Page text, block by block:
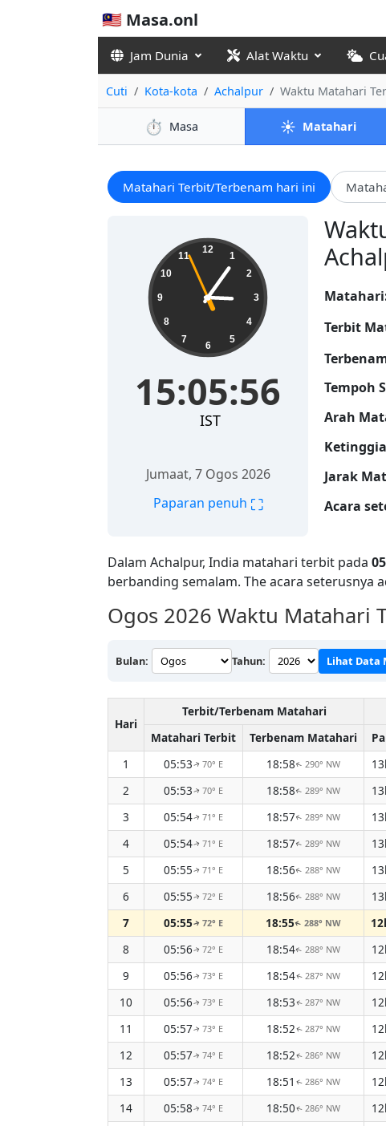
🇲🇾 Masa.onl
Jam Dunia Alat Waktu
Cuti Kota-kota Achalpur Waktu Matahari
⏱️ Masa ☀️ Matahari
Matahari Terbit/Terbenam hari ini
15:05:57 12
1
2
3
4
5
6
7
8
9
10
11
15:05:57
IST
Jumaat, 7 Ogos 2026
Paparan penuh ⛶
Terbit
Tempoh
Arah
Jarak
Acara
Dalam Achalpur, India matahari terbit pada
berbanding semalam. The acara seterusnya
Ogos 2026 Waktu Matahari
Bulan: Tahun: Lihat Data
Hari
Terbit/Terbenam Matahari
Matahari Terbit
Terbenam Matahari
1
05:53↑70° E 18:58↑ 290° NW
2
05:53↑70° E 18:58↑ 289° NW
3
05:54↑71° E 18:57↑ 289° NW
4
05:54↑71° E 18:57↑ 289° NW
5
05:55↑71° E 18:56↑ 288° NW
6
05:55↑72° E 18:56↑ 288° NW
7
05:55↑72° E 18:55↑288° NW
8
05:56↑72° E 18:54↑ 288° NW
9
05:56↑73° E 18:54↑ 287° NW
10
05:56↑73° E 18:53↑ 287° NW
11
05:57↑73° E 18:52↑ 287° NW
12
05:57↑ 74° E 18:52↑ 286° NW
13
05:57↑ 74° E 18:51 ↑ 286° NW
14
05:58↑ 74° E 18:50↑ 286° NW